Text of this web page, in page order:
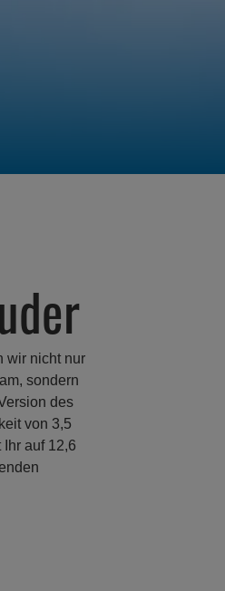
wir nicht nur
sondern
des
von 3,5
auf 12,6